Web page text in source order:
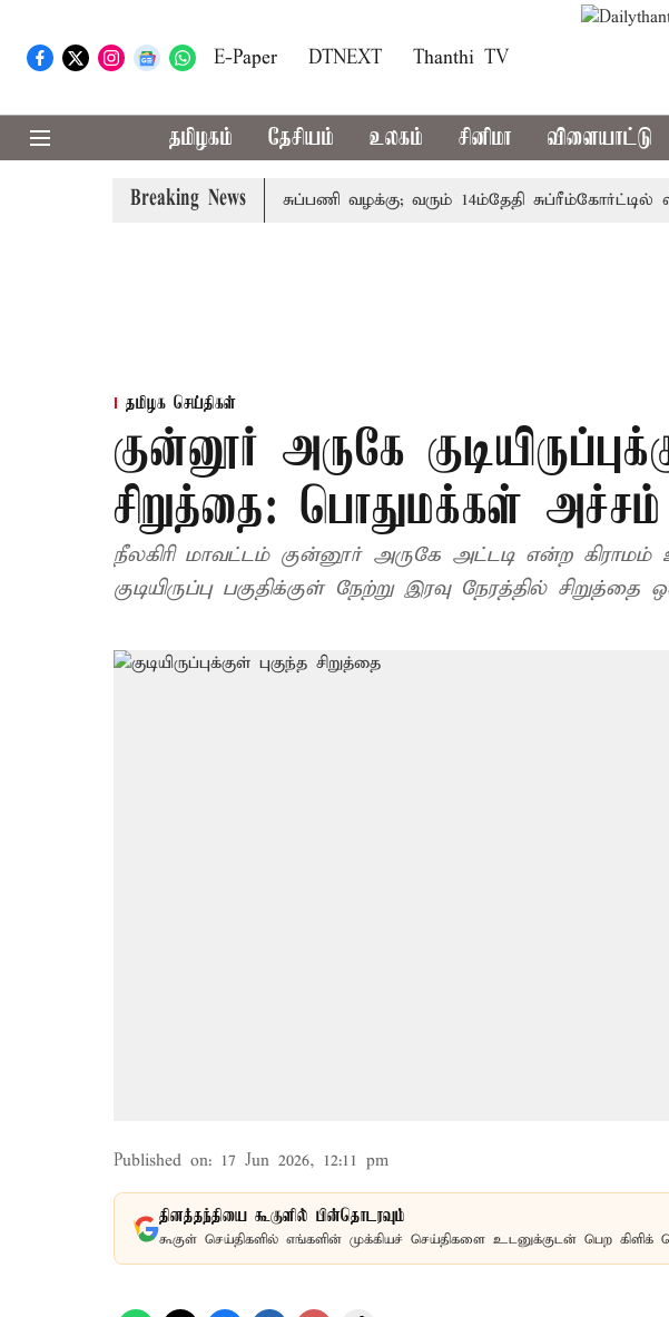
E-Paper DTNEXT Thanthi TV
தமிழகம் தேசியம் உலகம் சினிமா விளையாட்டு
Breaking News
குடும்பத்தினருக்கு அரசுப்பணி வழக்கு; வரும் 14ம்தேதி சுப்ரீம்கோர்ட்டில்
தமிழக செய்திகள்
குன்னூர் அருகே
சிறுத்தை: பொதுமக்கள் அச்சம்
நீலகிரி மாவட்டம் குன்னூர் அருகே அட்டடி என்ற
குடியிருப்பு பகுதிக்குள் நேற்று இரவு நேரத்தில் சிறுத்தை
Published on: 17 Jun 2026, 12:11 pm
தினத்தந்தியை கூகுளில் பின்தொடரவும்
கூகுள் செய்திகளில் எங்களின் முக்கியச் செய்திகளை உடனுக்குடன் பெற கிளிக்